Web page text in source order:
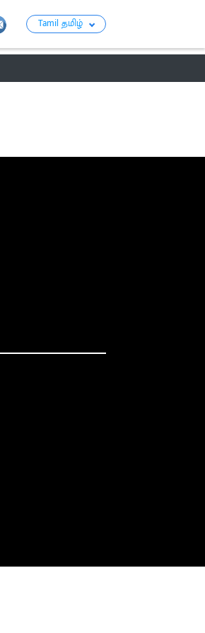
Tamil தமிழ்